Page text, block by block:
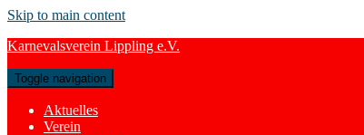
Skip to main content
Karnevalsverein Lippling e.V.
Toggle navigation
Aktuelles
Verein